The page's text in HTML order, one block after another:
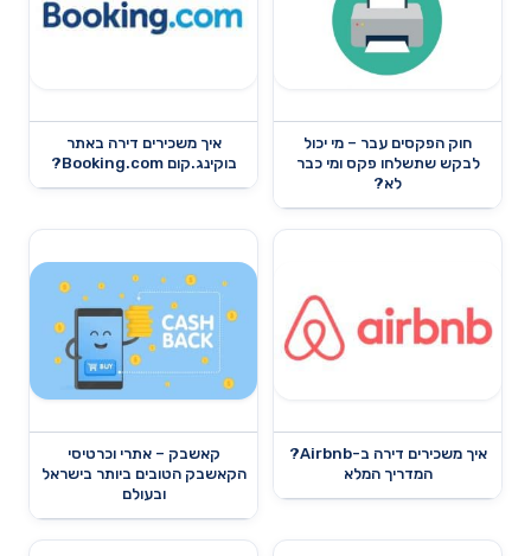
חוק הפקסים עבר – מי יכול
לבקש שתשלחו פקס ומי כבר
לא?
איך משכירים דירה באתר
בוקינג.קום Booking.com?
איך משכירים דירה ב-Airbnb?
המדריך המלא
קאשבק – אתרי וכרטיסי
הקאשבק הטובים ביותר בישראל
ובעולם